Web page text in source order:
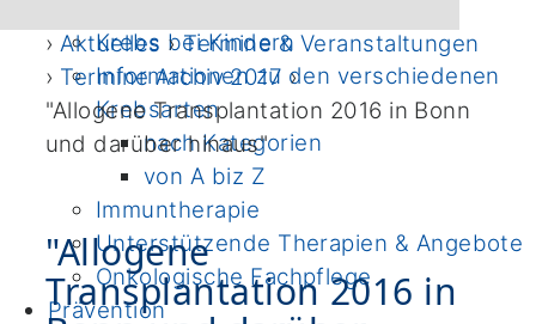
Krebs bei Kindern
Informationen zu den verschiedenen
Krebsarten
nach Kategorien
von A biz Z
Immuntherapie
Unterstützende Therapien & Angebote
Onkologische Fachpflege
Prävention
›Aktuelles ›Termine & Veranstaltungen
› Termine Archiv 2017 ›
"Allogene Transplantation 2016 in Bonn
und darüber hinaus"
"Allogene
Transplantation 2016 in